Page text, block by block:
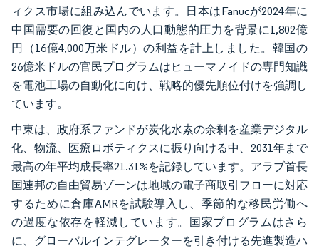
ィクス市場に組み込んでいます。日本はFanucが2024年に
中国需要の回復と国内の人口動態的圧力を背景に1,802億
円（16億4,000万米ドル）の利益を計上しました。韓国の
26億米ドルの官民プログラムはヒューマノイドの専門知識
を電池工場の自動化に向け、戦略的優先順位付けを強調し
ています。
中東は、政府系ファンドが炭化水素の余剰を産業デジタル
化、物流、医療ロボティクスに振り向ける中、2031年まで
最高の年平均成長率21.31%を記録しています。アラブ首長
国連邦の自由貿易ゾーンは地域の電子商取引フローに対応
するために倉庫AMRを試験導入し、季節的な移民労働へ
の過度な依存を軽減しています。国家プログラムはさら
に、グローバルインテグレーターを引き付ける先進製造ハ